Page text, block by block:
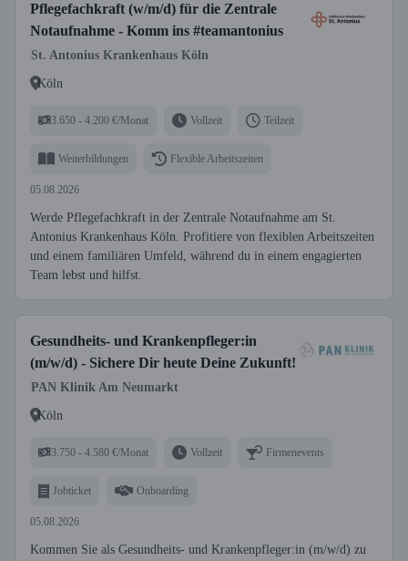
Pflegefachkraft (w/m/d) für die Zentrale
Notaufnahme - Komm ins #teamantonius
St. Antonius Krankenhaus Köln
Köln
3.650 - 4.200 €/Monat Vollzeit Teilzeit
Weiterbildungen Flexible Arbeitszeiten
05.08.2026
Werde Pflegefachkraft in der Zentrale Notaufnahme am St.
Antonius Krankenhaus Köln. Profitiere von flexiblen Arbeitszeiten
und einem familiären Umfeld, während du in einem engagierten
Team lebst und hilfst.
Gesundheits- und Krankenpfleger:in
(m/w/d) - Sichere Dir heute Deine Zukunft!
PAN Klinik Am Neumarkt
Köln
3.750 - 4.580 €/Monat Vollzeit Firmenevents
Jobticket Onboarding
05.08.2026
Kommen Sie als Gesundheits- und Krankenpfleger:in (m/w/d) zu